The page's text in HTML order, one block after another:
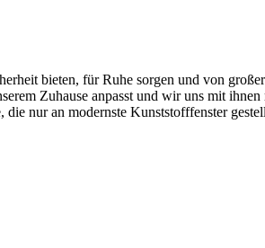
bieten, für Ruhe sorgen und von
Zuhause anpasst und wir uns mit
nur an modernste Kunststofffenster